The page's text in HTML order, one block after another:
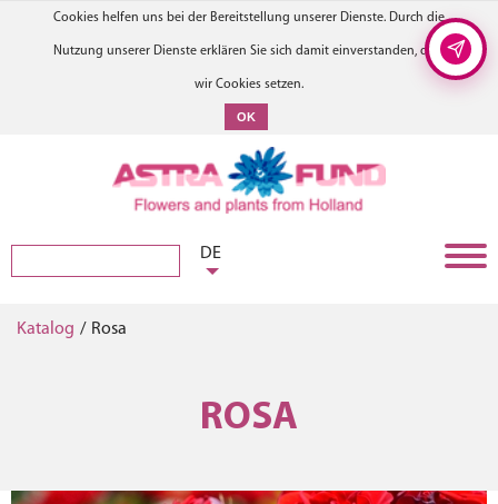
Cookies helfen uns bei der Bereitstellung unserer Dienste. Durch die
Nutzung unserer Dienste erklären Sie sich damit einverstanden, dass
wir Cookies setzen.
OK
DE
Katalog / Rosa
ROSA